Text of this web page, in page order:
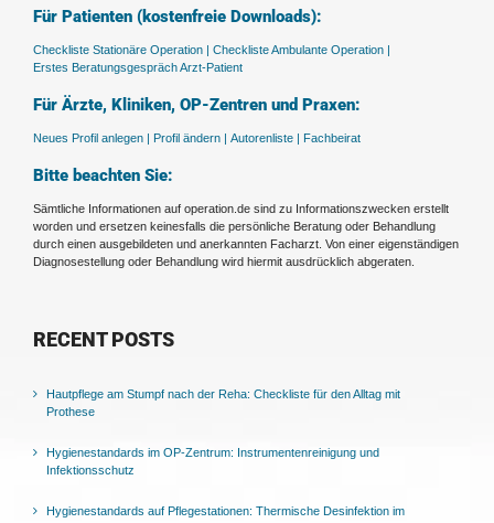
Für Patienten (kostenfreie Downloads):
Checkliste Stationäre Operation | Checkliste Ambulante Operation |
Erstes Beratungsgespräch Arzt-Patient
Für Ärzte, Kliniken, OP-Zentren und Praxen:
Neues Profil anlegen | Profil ändern | Autorenliste | Fachbeirat
Bitte beachten Sie:
Sämtliche Informationen auf operation.de sind zu Informationszwecken erstellt
worden und ersetzen keinesfalls die persönliche Beratung oder Behandlung
durch einen ausgebildeten und anerkannten Facharzt. Von einer eigenständigen
Diagnosestellung oder Behandlung wird hiermit ausdrücklich abgeraten.
RECENT POSTS
Hautpflege am Stumpf nach der Reha: Checkliste für den Alltag mit
Prothese
Hygienestandards im OP-Zentrum: Instrumentenreinigung und
Infektionsschutz
Hygienestandards auf Pflegestationen: Thermische Desinfektion im